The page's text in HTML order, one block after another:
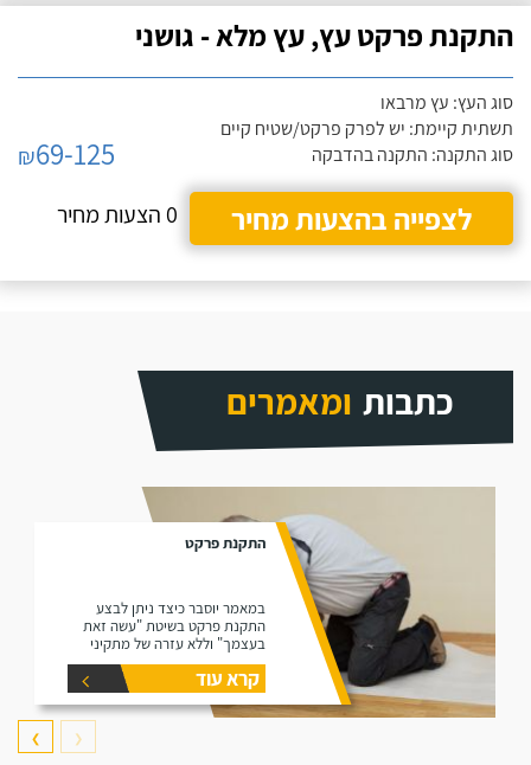
התקנת פרקט עץ, עץ מלא - גושני
סוג העץ: עץ מרבאו
תשתית קיימת: יש לפרק פרקט/שטיח קיים
סוג התקנה: התקנה בהדבקה
₪69-125
לצפייה בהצעות מחיר
0 הצעות מחיר
כתבות ומאמרים
התקנת פרקט
במאמר יוסבר כיצד ניתן לבצע
התקנת פרקט בשיטת "עשה זאת
בעצמך" וללא עזרה של מתקיני
פרקטים.
קרא עוד
❮
❯